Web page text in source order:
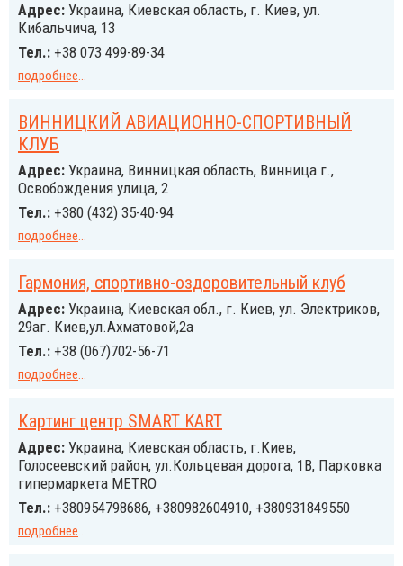
Адрес: Украина, Киевская область, г. Киев, ул.
Кибальчича, 13
Тел.: +38 073 499-89-34
подробнее...
ВИННИЦКИЙ АВИАЦИОННО-СПОРТИВНЫЙ
КЛУБ
Адрес: Украина, Винницкая область, Винница г.,
Освобождения улица, 2
Тел.: +380 (432) 35-40-94
подробнее...
Гармония, спортивно-оздоровительный клуб
Адрес: Украина, Киевская обл., г. Киев, ул. Электриков,
29аг. Киев,ул.Ахматовой,2а
Тел.: +38 (067)702-56-71
подробнее...
Картинг центр SMART KART
Адрес: Украина, Киевская область, г.Киев,
Голосеевский район, ул.Кольцевая дорога, 1В, Парковка
гипермаркета METRO
Тел.: +380954798686, +380982604910, +380931849550
подробнее...